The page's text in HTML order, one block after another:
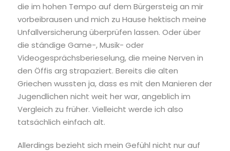
die im hohen Tempo auf dem Bürgersteig an mir
vorbeibrausen und mich zu Hause hektisch meine
Unfallversicherung überprüfen lassen. Oder über
die ständige Game-, Musik- oder
Videogesprächsberieselung, die meine Nerven in
den Öffis arg strapaziert. Bereits die alten
Griechen wussten ja, dass es mit den Manieren der
Jugendlichen nicht weit her war, angeblich im
Vergleich zu früher. Vielleicht werde ich also
tatsächlich einfach alt.
Allerdings bezieht sich mein Gefühl nicht nur auf